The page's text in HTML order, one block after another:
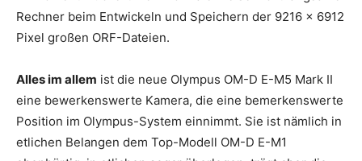
Rechner beim Entwickeln und Speichern der 9216 x 6912
Pixel großen ORF-Dateien.
Alles im allem ist die neue Olympus OM-D E-M5 Mark II
eine bewerkenswerte Kamera, die eine bemerkenswerte
Position im Olympus-System einnimmt. Sie ist nämlich in
etlichen Belangen dem Top-Modell OM-D E-M1